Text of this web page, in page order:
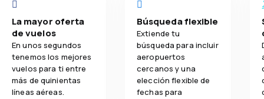
Transporte
La mayor oferta
de vuelos
En unos segundos
tenemos los mejores
vuelos para ti entre
más de quinientas
líneas aéreas.
Búsqueda flexible
Extiende tu
búsqueda para incluir
aeropuertos
cercanos y una
elección flexible de
fechas para